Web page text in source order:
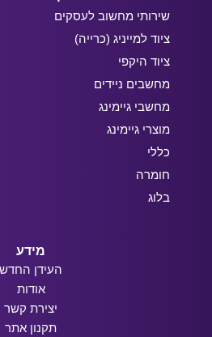
שירותי מחשוב לעסקים
ציוד למייניג (כרייה)
ציוד היקפי
מחשבים ניידים
מחשבי גיימינג
מוצרי גיימינג
כללי
חומרה
בלוג
מידע
העידן החדש
אודות
יצירת קשר
תקנון אתר